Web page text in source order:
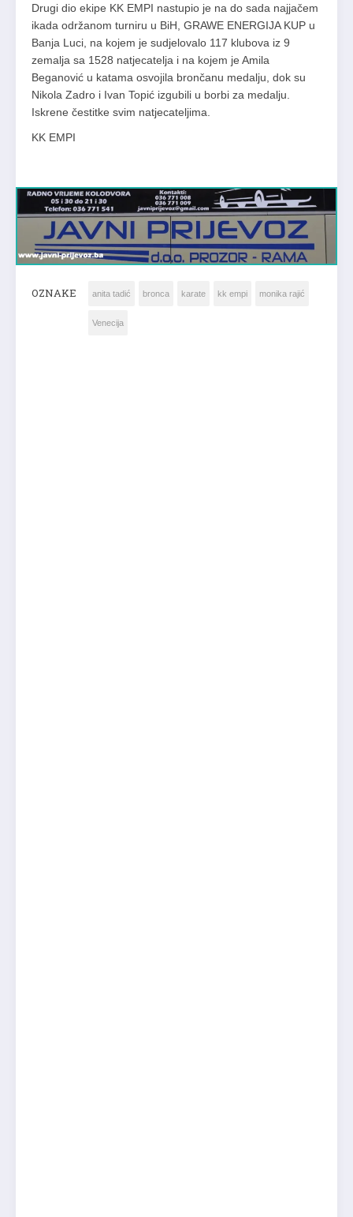
Drugi dio ekipe KK EMPI nastupio je na do sada najjačem
ikada održanom turniru u BiH, GRAWE ENERGIJA KUP u
Banja Luci, na kojem je sudjelovalo 117 klubova iz 9
zemalja sa 1528 natjecatelja i na kojem je Amila
Beganović u katama osvojila brončanu medalju, dok su
Nikola Zadro i Ivan Topić izgubili u borbi za medalju.
Iskrene čestitke svim natjecateljima.
KK EMPI
OZNAKE anita tadić bronca karate kk empi monika rajić
Venecija